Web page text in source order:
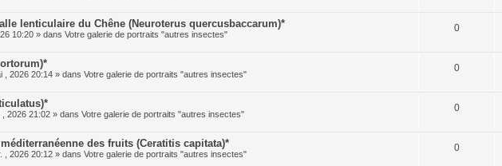
lenticulaire du Chêne (Neuroterus quercusbaccarum)*
10:20 » dans Votre galerie de portraits "autres insectes"
0
, 2026 20:14 » dans Votre galerie de portraits "autres insectes"
0
, 2026 21:02 » dans Votre galerie de portraits "autres insectes"
0
des fruits (Ceratitis capitata)*
, 2026 20:12 » dans Votre galerie de portraits "autres insectes"
0